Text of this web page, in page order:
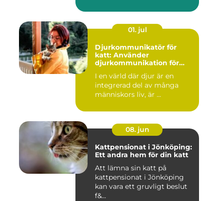
01. jul
Djurkommunikatör för
katt: Använder
djurkommunikation för
I en värld där djur är en
integrerad del av många
människors liv, är ...
08. jun
Kattpensionat i Jönköping:
Ett andra hem för din katt
Att lämna sin katt på
kattpensionat i Jönköping
kan vara ett gruvligt beslut
f&...